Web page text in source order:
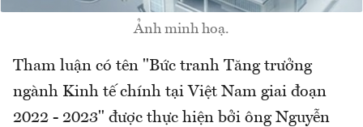
Ảnh minh hoạ.
Tham luận có tên "Bức tranh Tăng trưởng
ngành Kinh tế chính tại Việt Nam giai đoạn
2022 - 2023" được thực hiện bởi ông Nguyễn